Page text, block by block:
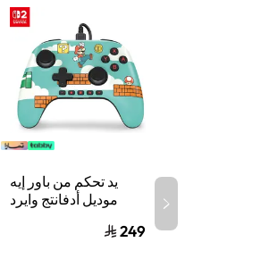
يد تحكم من باور إيه
موديل أدفانتج وايرد
سلكي، بتقنية هول 249